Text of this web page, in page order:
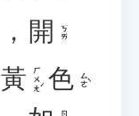
， 開 ㄎㄞ
黃 ㄏㄨㄤˊ 色 ㄙㄜˋ